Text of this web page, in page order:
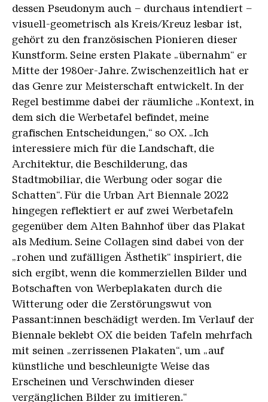
dessen Pseudonym auch – durchaus intendiert –
visuell-geometrisch als Kreis/Kreuz lesbar ist,
gehört zu den französischen Pionieren dieser
Kunstform. Seine ersten Plakate „übernahm“ er
Mitte der 1980er-Jahre. Zwischenzeitlich hat er
das Genre zur Meisterschaft entwickelt. In der
Regel bestimme dabei der räumliche „Kontext, in
dem sich die Werbetafel befindet, meine
grafischen Entscheidungen,“ so OX. „Ich
interessiere mich für die Landschaft, die
Architektur, die Beschilderung, das
Stadtmobiliar, die Werbung oder sogar die
Schatten“. Für die Urban Art Biennale 2022
hingegen reflektiert er auf zwei Werbetafeln
gegenüber dem Alten Bahnhof über das Plakat
als Medium. Seine Collagen sind dabei von der
„rohen und zufälligen Ästhetik“ inspiriert, die
sich ergibt, wenn die kommerziellen Bilder und
Botschaften von Werbeplakaten durch die
Witterung oder die Zerstörungswut von
Passant:innen beschädigt werden. Im Verlauf der
Biennale beklebt OX die beiden Tafeln mehrfach
mit seinen „zerrissenen Plakaten“, um „auf
künstliche und beschleunigte Weise das
Erscheinen und Verschwinden dieser
vergänglichen Bilder zu imitieren.“